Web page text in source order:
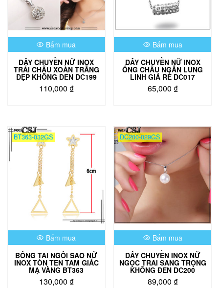
Bấm mua
DÂY CHUYỀN NỮ INOX
TRÁI CHÂU XOÀN TRẮNG
ĐẸP KHÔNG ĐEN DC199
110,000 ₫
Bấm mua
DÂY CHUYỀN NỮ INOX
ỐNG CHÂU NGẮN LUNG
LINH GIÁ RẺ DC017
65,000 ₫
BT363-032GS
Bấm mua
BÔNG TAI NGÔI SAO NỮ
INOX TÒN TEN TAM GIÁC
MẠ VÀNG BT363
130,000 ₫
DC200-029GS
Bấm mua
DÂY CHUYỀN INOX NỮ
NGỌC TRAI SANG TRỌNG
KHÔNG ĐEN DC200
89,000 ₫